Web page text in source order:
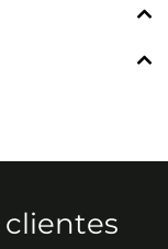
clientes